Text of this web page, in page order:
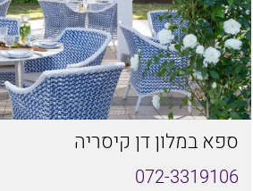
ספא במלון דן קיסריה
072-3319106